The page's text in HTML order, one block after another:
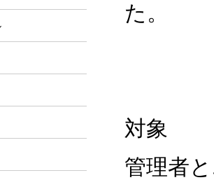
た。
対象
管理者